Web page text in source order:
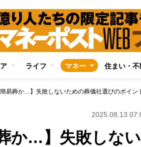
ライフ マネー 住まい・不
2025.08.13
か…】失敗しな